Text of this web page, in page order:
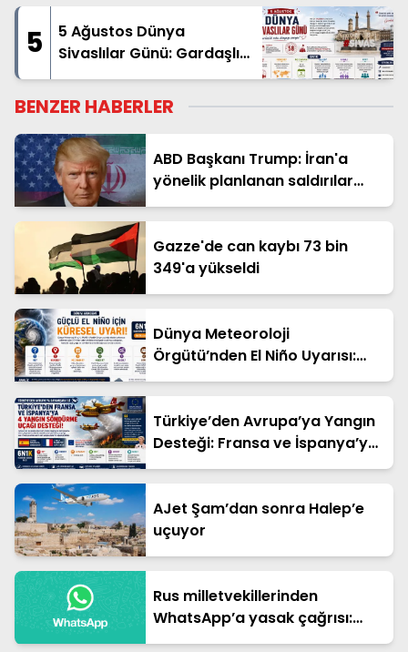
5
5 Ağustos Dünya
Sivaslılar Günü: Gardaşlık
Ruhu Dünyanın Dört Bir
Yanında Yaşatılıyor
BENZER HABERLER
ABD Başkanı Trump: İran'a
yönelik planlanan saldırılar
askıya alındı
Gazze'de can kaybı 73 bin
349'a yükseldi
Dünya Meteoroloji
Örgütü’nden El Niño Uyarısı:
Aşırı Hava Olayları Artabilir
Türkiye’den Avrupa’ya Yangın
Desteği: Fransa ve İspanya’ya
Dört Söndürme Uçağı
AJet Şam’dan sonra Halep’e
uçuyor
Rus milletvekillerinden
WhatsApp’a yasak çağrısı:
Ulusal güvenlik tehlikede